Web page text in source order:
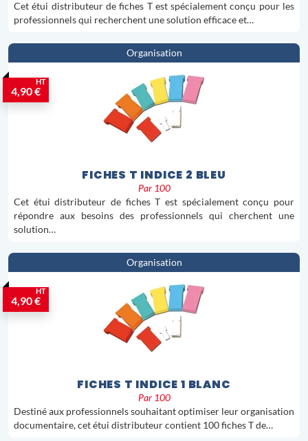
Cet étui distributeur de fiches T est spécialement conçu pour les
professionnels qui recherchent une solution efficace et…
Organisation
4,90 €
HT
FICHES T INDICE 2 BLEU
Par 100
Cet étui distributeur de fiches T est spécialement conçu pour
répondre aux besoins des professionnels qui cherchent une
solution…
Organisation
4,90 €
HT
FICHES T INDICE 1 BLANC
Par 100
Destiné aux professionnels souhaitant optimiser leur organisation
documentaire, cet étui distributeur contient 100 fiches T de…